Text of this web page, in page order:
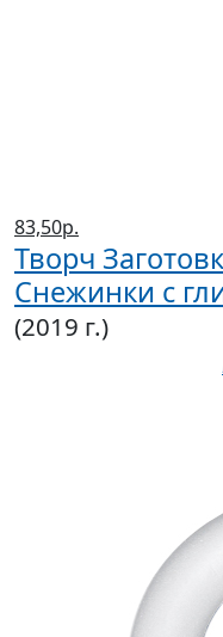
83,50р.
Творч
Снежинки с
(2019 г.)